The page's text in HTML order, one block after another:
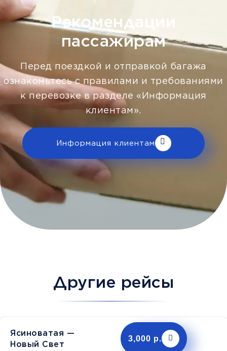
Рекомендации
пассажирам
Перед поездкой и отправкой багажа
ознакомьтесь с правилами и требованиями
к перевозке в разделе «Информация
клиентам».
Информация клиентам
Другие рейсы
Ясиноватая —
Новый Свет
3,000 р.